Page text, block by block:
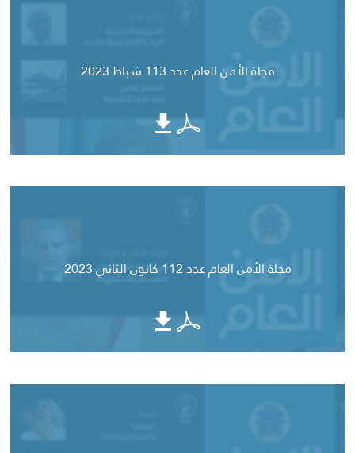
مجلة الأمن العام عدد 113 شباط 2023
مجلة الأمن العام عدد 112 كانون الثاني 2023